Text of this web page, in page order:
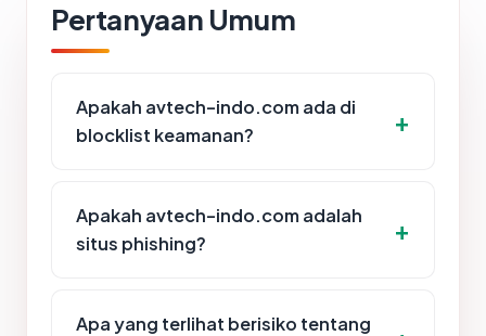
Pertanyaan Umum
Apakah avtech-indo.com ada di
blocklist keamanan?
Apakah avtech-indo.com adalah
situs phishing?
Apa yang terlihat berisiko tentang